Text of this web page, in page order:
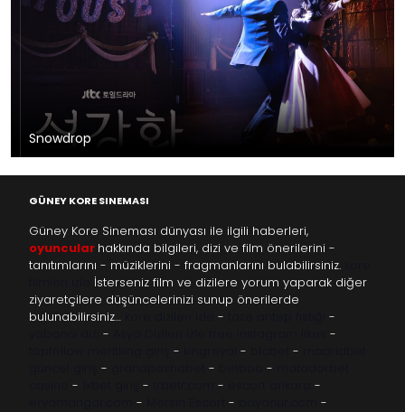
Snowdrop
GÜNEY KORE SINEMASI
Güney Kore Sineması dünyası ile ilgili haberleri,
oyuncular hakkında bilgileri, dizi ve film önerilerini -
tanıtımlarını - müziklerini - fragmanlarını bulabilirsiniz.
İsterseniz film ve dizilere yorum yaparak diğer
ziyaretçilere düşüncelerinizi sunup önerilerde
bulunabilirsiniz…
-
-
-
-
- - -
- - -
- - -
-
- - -